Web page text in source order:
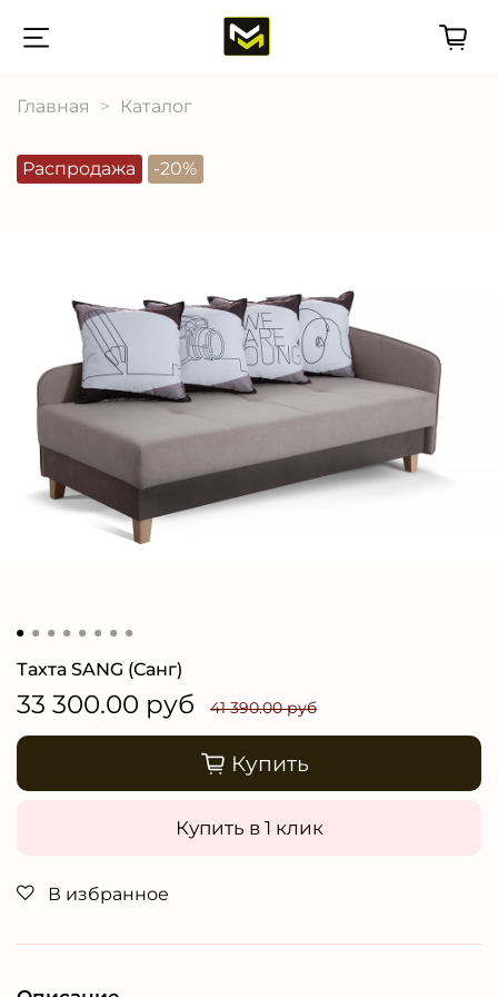
Главная Каталог
Распродажа -20%
Тахта SANG (Санг)
33 300.00 руб 41 390.00 руб
Купить
Купить в 1 клик
В избранное